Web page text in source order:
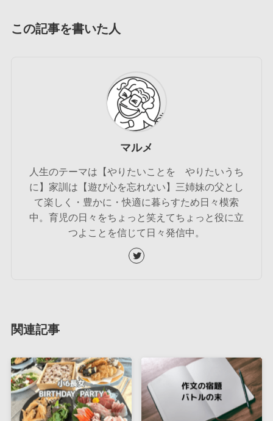
この記事を書いた人
マルメ
人生のテーマは【やりたいことを やりたいうち
に】家訓は【遊び心を忘れない】三姉妹の父とし
て楽しく・豊かに・快適に暮らすため日々模索
中。育児の日々をちょっと笑えてちょっと役に立
つよことを信じて日々発信中。
関連記事